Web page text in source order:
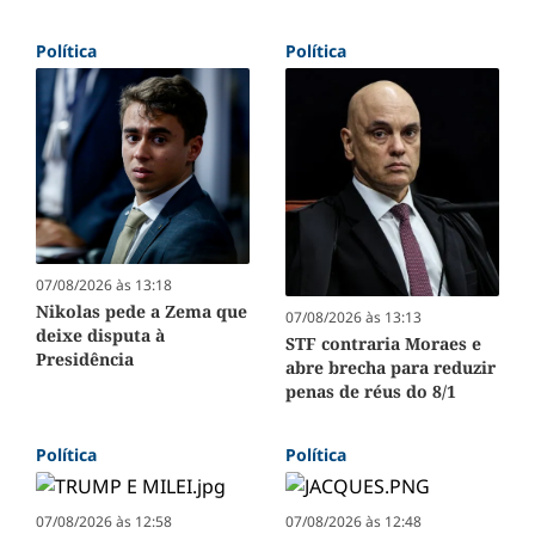
Política
07/08/2026 às 13:18
Nikolas pede a Zema que
deixe disputa à
Presidência
Política
07/08/2026 às 13:13
STF contraria Moraes e
abre brecha para reduzir
penas de réus do 8/1
Política
07/08/2026 às 12:58
Política
07/08/2026 às 12:48